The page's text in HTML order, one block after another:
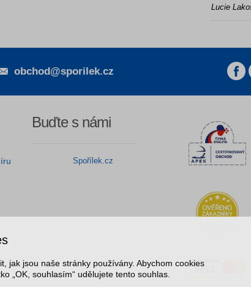
Lucie
obchod@sporilek.cz
Buďte s námi
Spořílek.cz
jak jsou naše stránky používány. Abychom cookies
„OK, souhlasím“ udělujete tento souhlas.